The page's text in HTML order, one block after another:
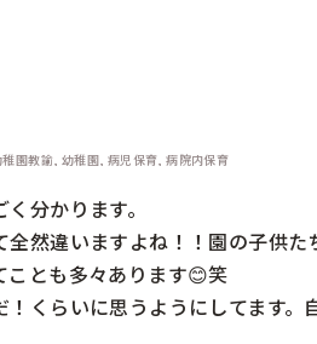
園教諭, 幼稚園, 病児保育, 病院内保育
分かります。
全然違いますよね！！園の子供
ことも多々あります😊笑
！くらいに思うようにしてます